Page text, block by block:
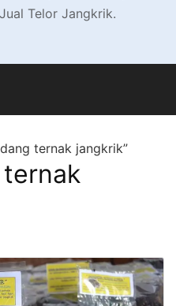
Telor Jangkrik.
ternak jangkrik”